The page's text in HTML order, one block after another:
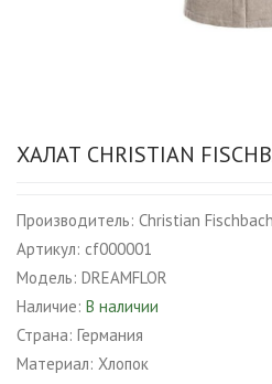
ХАЛАТ CHRISTIAN
Производитель: Christian
Артикул: cf000001
Модель: DREAMFLOR
Наличие: В наличии
Страна: Германия
Материал: Хлопок